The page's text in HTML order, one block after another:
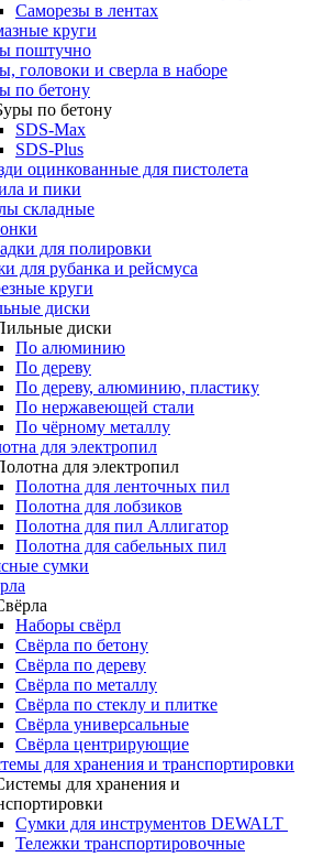
Саморезы в лентах
круги
поштучно
головоки и сверла в наборе
по бетону
по бетону
SDS-Max
SDS-Plus
оцинкованные для пистолета
и пики
складные
для полировки
для рубанка и рейсмуса
круги
диски
диски
По алюминию
По дереву
По дереву, алюминию, пластику
По нержавеющей стали
По чёрному металлу
для электропил
для электропил
Полотна для ленточных пил
Полотна для лобзиков
Полотна для пил Аллигатор
Полотна для сабельных пил
сумки
Наборы свёрл
Свёрла по бетону
Свёрла по дереву
Свёрла по металлу
Свёрла по стеклу и плитке
Свёрла универсальные
Свёрла центрирующие
для хранения и транспортировки
для хранения и
Сумки для инструментов DEWALT
Тележки транспортировочные